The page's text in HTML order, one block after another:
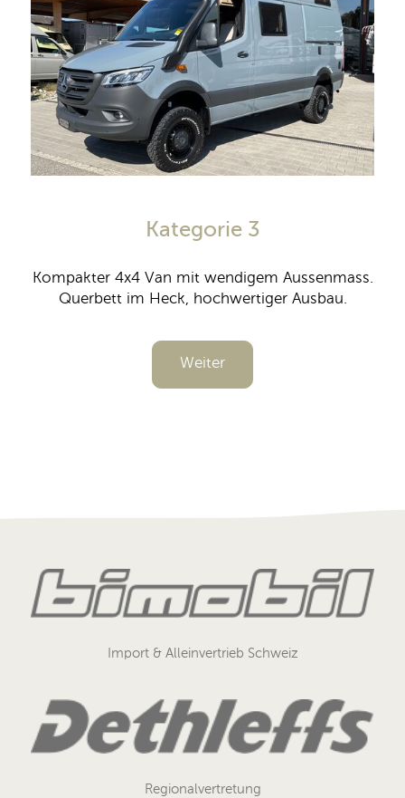
Kategorie 3
Kompakter 4x4 Van mit wendigem Aussenmass.
Querbett im Heck, hochwertiger Ausbau.
Weiter
Import & Alleinvertrieb Schweiz
Regionalvertretung